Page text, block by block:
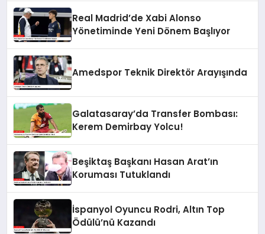
Real Madrid’de Xabi Alonso
Yönetiminde Yeni Dönem Başlıyor
Amedspor Teknik Direktör Arayışında
Galatasaray’da Transfer Bombası:
Kerem Demirbay Yolcu!
Beşiktaş Başkanı Hasan Arat’ın
Koruması Tutuklandı
İspanyol Oyuncu Rodri, Altın Top
Ödülü’nü Kazandı